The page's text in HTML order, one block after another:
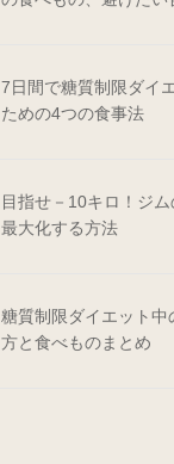
7日間で糖質制限ダイ
ための4つの食事法
目指せ－10キロ！ジ
最大化する方法
糖質制限ダイエット
方と食べものまとめ